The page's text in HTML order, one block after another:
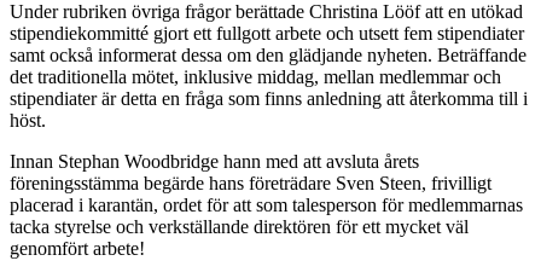
Under rubriken övriga frågor berättade Christina Lööf att en utökad
stipendiekommitté gjort ett fullgott arbete och utsett fem stipendiater
samt också informerat dessa om den glädjande nyheten. Beträffande
det traditionella mötet, inklusive middag, mellan medlemmar och
stipendiater är detta en fråga som finns anledning att återkomma till i
höst.
Innan Stephan Woodbridge hann med att avsluta årets
föreningsstämma begärde hans företrädare Sven Steen, frivilligt
placerad i karantän, ordet för att som talesperson för medlemmarnas
tacka styrelse och verkställande direktören för ett mycket väl
genomfört arbete!